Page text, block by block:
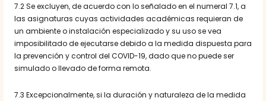
7.2 Se excluyen, de acuerdo con lo señalado en el numeral 7.1, a
las asignaturas cuyas actividades académicas requieran de
un ambiente o instalación especializado y su uso se vea
imposibilitado de ejecutarse debido a la medida dispuesta para
la prevención y control del COVID-19, dado que no puede ser
simulado o llevado de forma remota.
7.3 Excepcionalmente, si la duración y naturaleza de la medida